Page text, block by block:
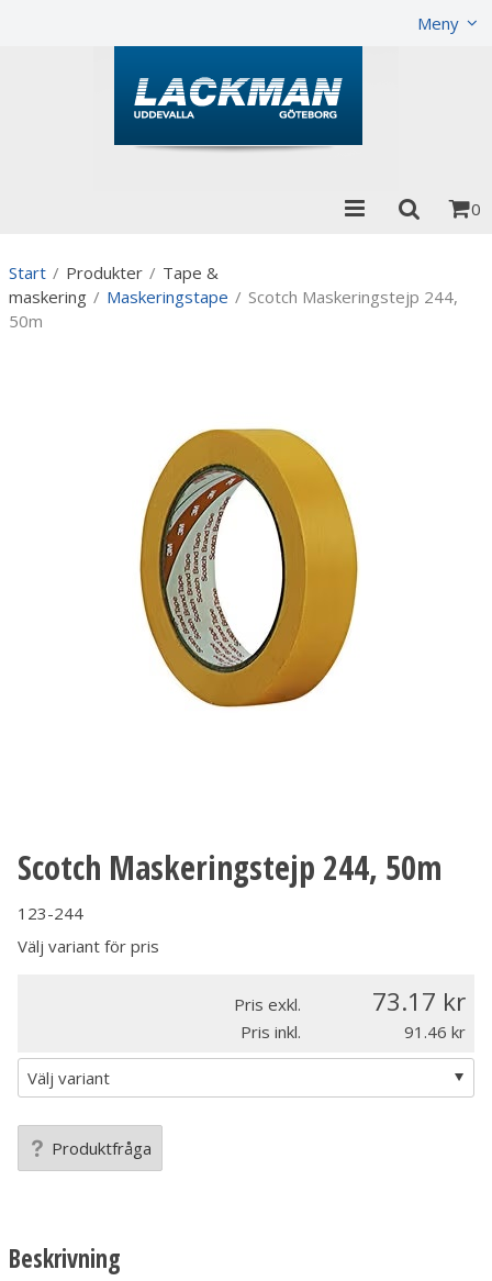
Meny
0
Start / Produkter / Tape &
maskering / Maskeringstape / Scotch Maskeringstejp 244,
50m
Scotch Maskeringstejp 244, 50m
123-244
Välj variant för pris
Pris exkl. 73.17
Pris inkl. 91.46
Produktfråga
Beskrivning